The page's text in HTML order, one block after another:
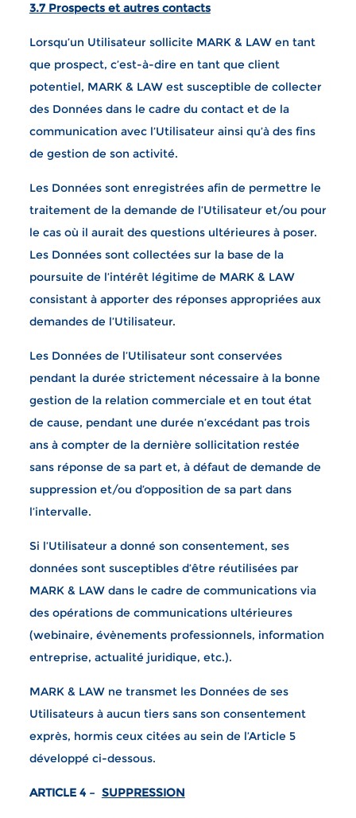
3.7 Prospects et autres contacts
Lorsqu’un Utilisateur sollicite MARK & LAW en tant
que prospect, c’est-à-dire en tant que client
potentiel, MARK & LAW est susceptible de collecter
des Données dans le cadre du contact et de la
communication avec l’Utilisateur ainsi qu’à des fins
de gestion de son activité.
Les Données sont enregistrées afin de permettre le
traitement de la demande de l’Utilisateur et/ou pour
le cas où il aurait des questions ultérieures à poser.
Les Données sont collectées sur la base de la
poursuite de l’intérêt légitime de MARK & LAW
consistant à apporter des réponses appropriées aux
demandes de l’Utilisateur.
Les Données de l’Utilisateur sont conservées
pendant la durée strictement nécessaire à la bonne
gestion de la relation commerciale et en tout état
de cause, pendant une durée n’excédant pas trois
ans à compter de la dernière sollicitation restée
sans réponse de sa part et, à défaut de demande de
suppression et/ou d’opposition de sa part dans
l’intervalle.
Si l’Utilisateur a donné son consentement, ses
données sont susceptibles d’être réutilisées par
MARK & LAW dans le cadre de communications via
des opérations de communications ultérieures
(webinaire, évènements professionnels, information
entreprise, actualité juridique, etc.).
MARK & LAW ne transmet les Données de ses
Utilisateurs à aucun tiers sans son consentement
exprès, hormis ceux citées au sein de l’Article 5
développé ci-dessous.
ARTICLE 4 – SUPPRESSION